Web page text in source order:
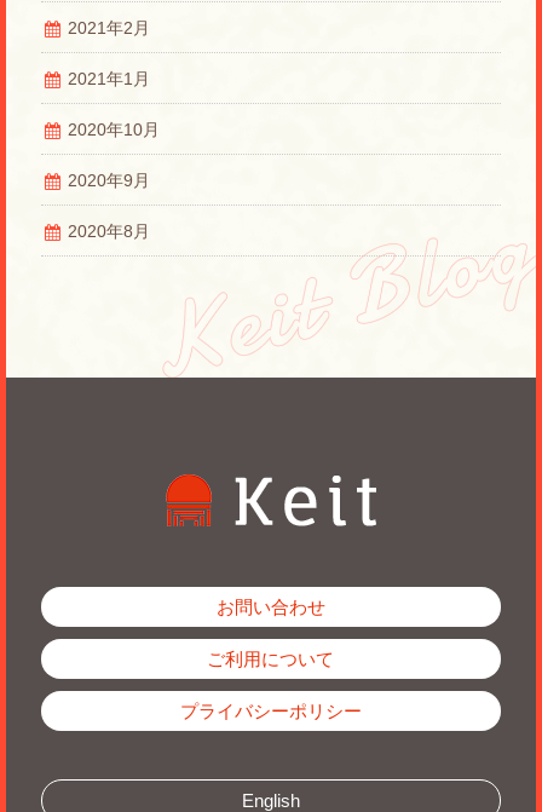
2021年2月
2021年1月
2020年10月
2020年9月
2020年8月
お問い合わせ
ご利用について
プライバシーポリシー
English